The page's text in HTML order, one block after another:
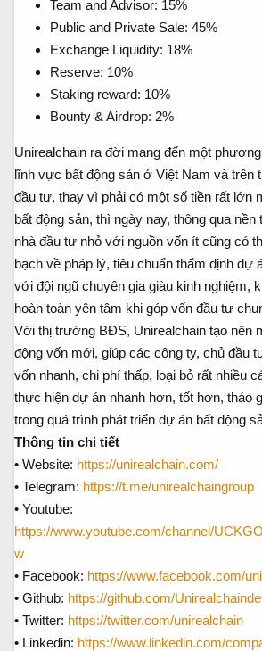
Team and Advisor: 15%
Public and Private Sale: 45%
Exchange Liquidity: 18%
Reserve: 10%
Staking reward: 10%
Bounty & Airdrop: 2%
Unirealchain ra đời mang đến một
lĩnh vực bất động sản ở Việt Nam và trên
đầu tư, thay vì phải có một số tiền rất lớn
bất động sản, thì ngày nay, thông qua nền
nhà đầu tư nhỏ với nguồn vốn ít cũng có
bạch về pháp lý, tiêu chuẩn thẩm định dự
với đội ngũ chuyên gia giàu kinh nghiệm,
hoàn toàn yên tâm khi góp vốn đầu tư
Với thị trường BĐS, Unirealchain tạo nên
động vốn mới, giúp các công ty, chủ đầu
vốn nhanh, chi phí thấp, loại bỏ rất nhiều
thực hiện dự án nhanh hơn, tốt hơn, tháo
trong quá trình phát triển dự án bất động
Thông tin chi tiết
• Website: https://unirealchain.com/
• Telegram: https://t.me/unirealchaingroup
• Youtube:
https://www.youtube.com/channel/
w
• Facebook: https://www.facebook.com/
• Github: https://github.com/
• Twitter: https://twitter.com/unirealchain
• Linkedin: https://www.linkedin.com/